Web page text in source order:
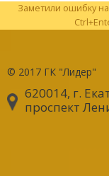
Заметили ошибку
© 2017 ГК "Лидер"
620014, г.
проспект